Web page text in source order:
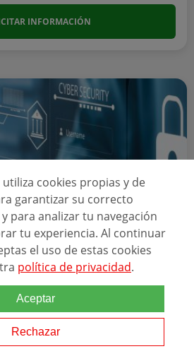
INFORMACIÓN
600 8 meses
profesionales que las empresas están
cookies propias y de
garantizar su correcto
para analizar tu navegación
tu experiencia. Al continuar
el uso de estas cookies
política de privacidad.
Aceptar
Rechazar